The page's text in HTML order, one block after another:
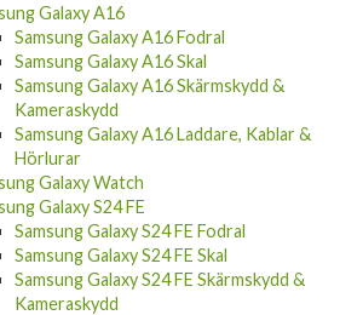
Samsung Galaxy A16 Fodral
Samsung Galaxy A16 Skal
Samsung Galaxy A16 Skärmskydd &
Kameraskydd
Samsung Galaxy A16 Laddare, Kablar &
Hörlurar
Galaxy Watch
Galaxy S24 FE
Samsung Galaxy S24 FE Fodral
Samsung Galaxy S24 FE Skal
Samsung Galaxy S24 FE Skärmskydd &
Kameraskydd
Samsung Galaxy S24 FE Laddare, Kablar &